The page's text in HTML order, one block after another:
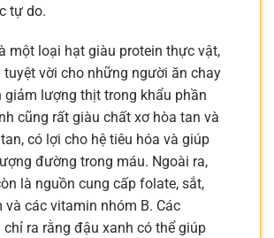
tự do.
một loại hạt giàu protein thực vật,
tuyệt vời cho những người ăn chay
giảm lượng thịt trong khẩu phần
cũng rất giàu chất xơ hòa tan và
có lợi cho hệ tiêu hóa và giúp
đường trong máu. Ngoài ra,
là nguồn cung cấp folate, sắt,
và các vitamin nhóm B. Các
chỉ ra rằng đậu xanh có thể giúp